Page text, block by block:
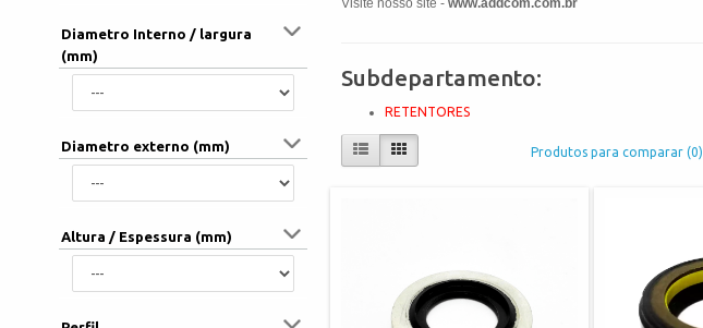
Diametro Interno / largura
(mm)
Diametro externo (mm)
Altura / Espessura (mm)
Visite nosso site - www.addcom.com.br
Subdepartamento:
RETENTORES
Produtos para comparar (0)